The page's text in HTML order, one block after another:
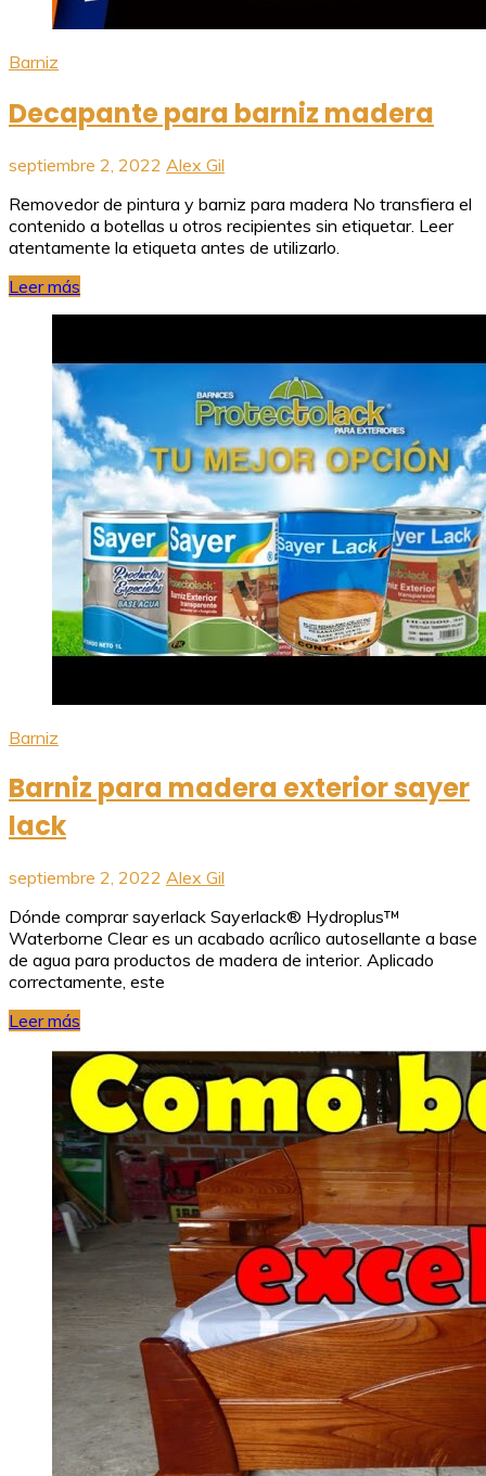
Barniz
Decapante para barniz madera
septiembre 2, 2022 Alex Gil
Removedor de pintura y barniz para madera No transfiera el
contenido a botellas u otros recipientes sin etiquetar. Leer
atentamente la etiqueta antes de utilizarlo.
Leer más
Barniz
Barniz para madera exterior sayer
lack
septiembre 2, 2022 Alex Gil
Dónde comprar sayerlack Sayerlack® Hydroplus™
Waterborne Clear es un acabado acrílico autosellante a base
de agua para productos de madera de interior. Aplicado
correctamente, este
Leer más